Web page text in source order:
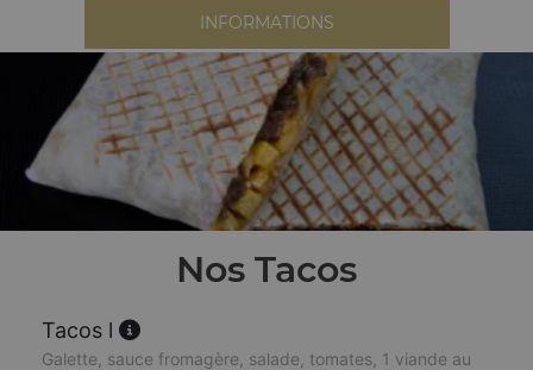
INFORMATIONS
Nos Tacos
Tacos l
Galette, sauce fromagère, salade, tomates, 1 viande au